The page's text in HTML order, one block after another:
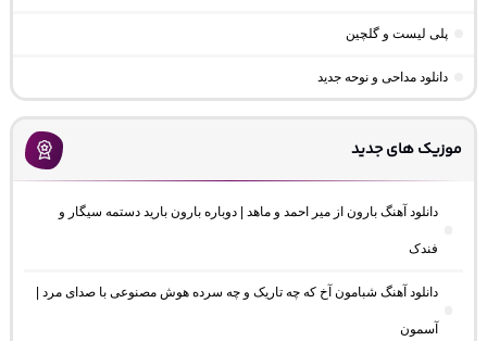
پلی لیست و گلچین
دانلود مداحی و نوحه جدید
موزیک های جدید
دانلود آهنگ بارون از میر احمد و ماهد | دوباره بارون بارید دستمه سیگار و
فندک
دانلود آهنگ شبامون آخ که چه تاریک و چه سرده هوش مصنوعی با صدای مرد |
آسمون